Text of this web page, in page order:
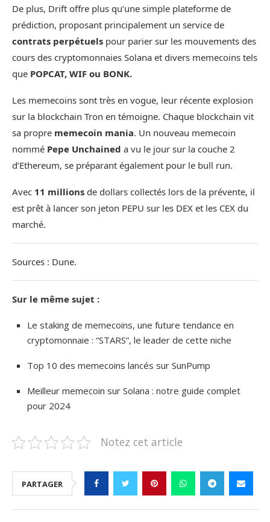
De plus, Drift offre plus qu’une simple plateforme de
prédiction, proposant principalement un service de
contrats perpétuels pour parier sur les mouvements des
cours des cryptomonnaies Solana et divers memecoins tels
que POPCAT, WIF ou BONK.
Les memecoins sont très en vogue, leur récente explosion
sur la blockchain Tron en témoigne. Chaque blockchain vit
sa propre memecoin mania. Un nouveau memecoin
nommé Pepe Unchained a vu le jour sur la couche 2
d’Ethereum, se préparant également pour le bull run.
Avec 11 millions de dollars collectés lors de la prévente, il
est prêt à lancer son jeton PEPU sur les DEX et les CEX du
marché.
Sources : Dune.
Sur le même sujet :
Le staking de memecoins, une future tendance en
cryptomonnaie : “STARS”, le leader de cette niche
Top 10 des memecoins lancés sur SunPump
Meilleur memecoin sur Solana : notre guide complet
pour 2024
Notez cet article
PARTAGER